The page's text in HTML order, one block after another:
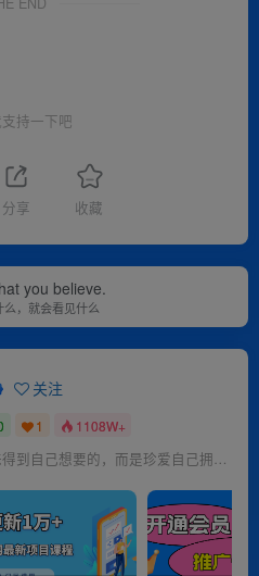
持一下吧
分享 收藏
you believe.
，就会看见什么
关注
1 1108W+
幸福并不是一味得到自己想要的，而是珍爱自己拥有的